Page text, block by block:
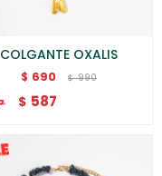
COLGANTE OXALIS
$ 690 $ 990
$ 587